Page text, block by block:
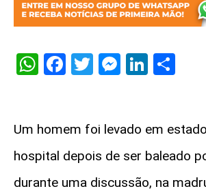
WhatsApp
Facebook
Twitter
Um homem foi levado em
hospital depois de ser baleado
durante uma discussão, na